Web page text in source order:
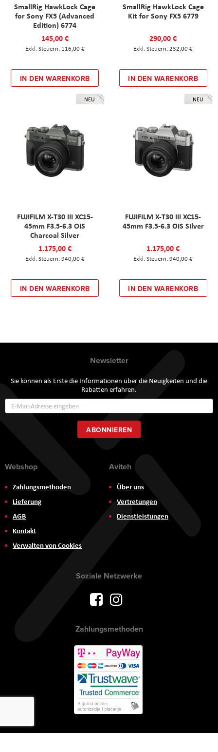
SmallRig HawkLock Cage
for Sony FX5 (Advanced
Edition) 6774
145,00 €
116,00 €
IN DEN WARENKORB
SmallRig HawkLock Cage
Kit for Sony FX5 6779
290,00 €
232,00 €
IN DEN WARENKORB
NEU
FUJIFILM X-T30 III XC15-
45mm F3.5-6.3 OIS
Charcoal Silver
1.175,00 €
940,00 €
IN DEN WARENKORB
NEU
FUJIFILM X-T30 III XC15-
45mm F3.5-6.3 OIS Silver
1.175,00 €
940,00 €
IN DEN WARENKORB
Newsletter
Sie können als Erste die Informationen über die Neuigkeiten und die
Rabatten erfahren.
zum
Newsletter:
ABONNIEREN
Webshop
Zahlungsmethoden
Lieferung
AGB
Kontakt
Verwalten von Cookies
Aviteh
Über uns
Vertretungen
Dienstleistungen
Soziale Netzwerke
Zahlungsmethoden